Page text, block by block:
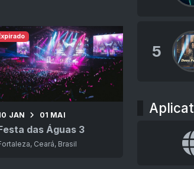
JAN 01 MAI
das Águas 3
Ceará, Brasil
5